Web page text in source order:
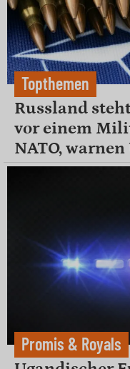
Topthemen
Russland
vor einem
NATO,
Promis & Royals